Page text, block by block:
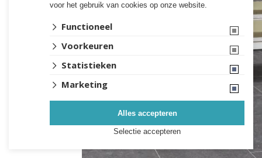
Kies de juiste tuintegels
kies de juiste tuintegels Het is zover!
Je...
Lees meer
voor het gebruik van cookies op onze website.
Functioneel
Voorkeuren
Statistieken
Marketing
Selectie accepteren
Alles accepteren